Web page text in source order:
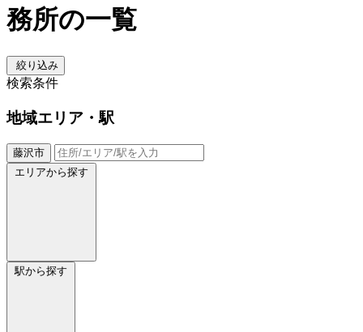
務所の一覧
絞り込み
検索条件
地域エリア・駅
藤沢市
エリアから探す
駅から探す